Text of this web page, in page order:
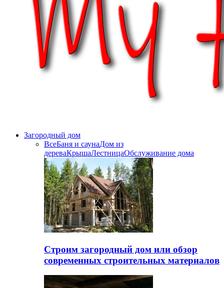
Загородный дом
ВсеБаня и саунаДом из
дереваКрышаЛестницаОбслуживание дома
Строим загородный дом или обзор
современных строительных материалов